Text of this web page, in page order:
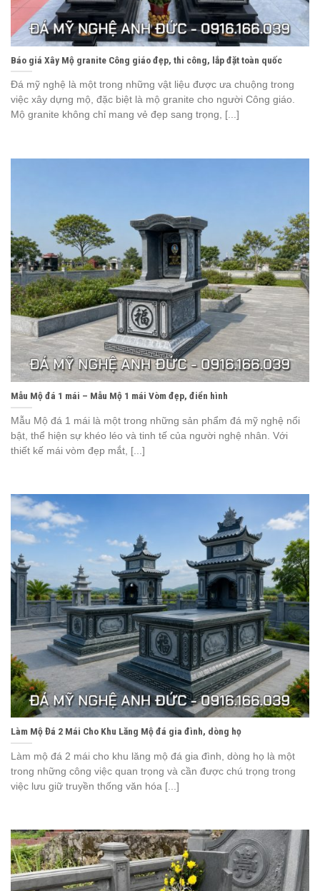
Báo giá Xây Mộ granite Công giáo đẹp, thi công, lắp đặt toàn quốc
Đá mỹ nghệ là một trong những vật liệu được ưa chuộng trong
việc xây dựng mộ, đặc biệt là mộ granite cho người Công giáo.
Mộ granite không chỉ mang vẻ đẹp sang trọng, [...]
Mẫu Mộ đá 1 mái – Mẫu Mộ 1 mái Vòm đẹp, điển hình
Mẫu Mộ đá 1 mái là một trong những sản phẩm đá mỹ nghệ nổi
bật, thể hiện sự khéo léo và tinh tế của người nghệ nhân. Với
thiết kế mái vòm đẹp mắt, [...]
Làm Mộ Đá 2 Mái Cho Khu Lăng Mộ đá gia đình, dòng họ
Làm mộ đá 2 mái cho khu lăng mộ đá gia đình, dòng họ là một
trong những công việc quan trọng và cần được chú trọng trong
việc lưu giữ truyền thống văn hóa [...]